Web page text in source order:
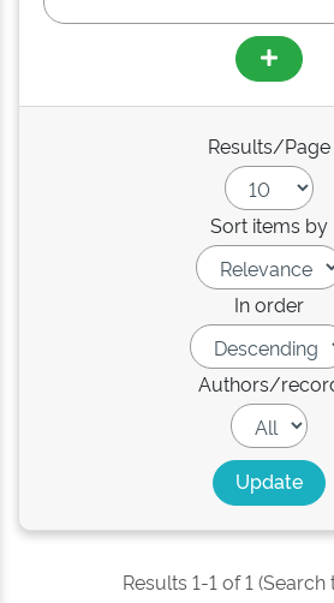
Results/Page
Sort items by
In order
Authors/
Results 1-1 of 1